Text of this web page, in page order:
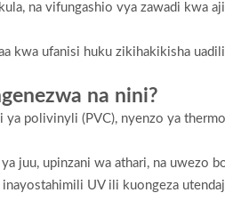
na vifungashio vya zawadi kwa
kwa ufanisi huku zikihakikisha
na nini?
ya polivinyli (PVC), nyenzo ya
juu, upinzani wa athari, na uwezo
UV ili kuongeza